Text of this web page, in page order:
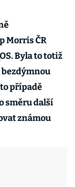
Morris ČR
Byla to totiž
bezdýmnou
případě
směru další
známou